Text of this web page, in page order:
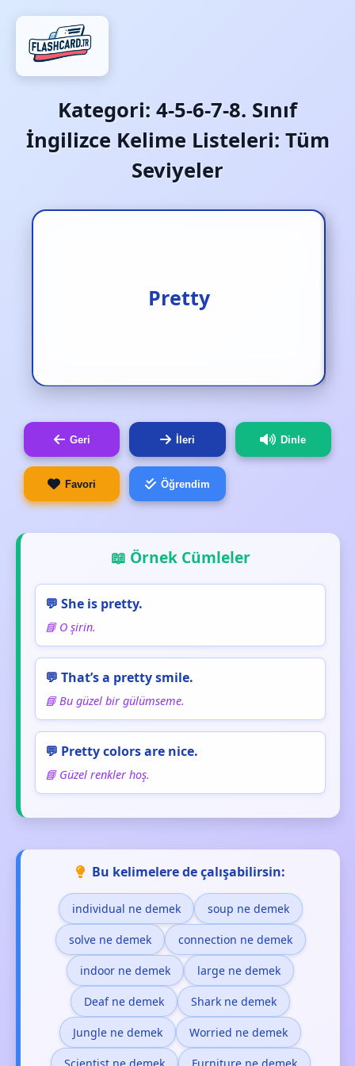
Kategori: 4-5-6-7-8. Sınıf
İngilizce Kelime Listeleri: Tüm
Seviyeler
Pretty
Hoş
Geri İleri Dinle
Favori Öğrendim
📖 Örnek Cümleler
💬 She is pretty.
📘 O şirin.
💬 That’s a pretty smile.
📘 Bu güzel bir gülümseme.
💬 Pretty colors are nice.
📘 Güzel renkler hoş.
Bu kelimelere de çalışabilirsin:
individual ne demek soup ne demek
solve ne demek connection ne demek
indoor ne demek large ne demek
Deaf ne demek Shark ne demek
Jungle ne demek Worried ne demek